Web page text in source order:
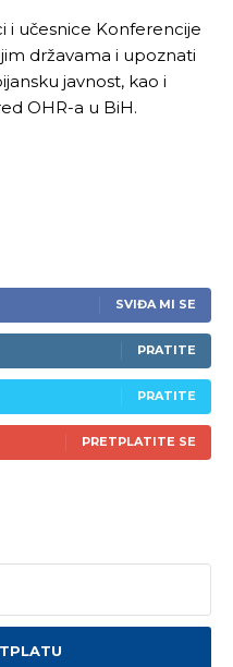
i učesnice Konferencije
državama i upoznati
javnost, kao i
OHR-a u BiH.
SVIĐA MI SE
PRATITE
PRATITE
PRETPLATITE SE